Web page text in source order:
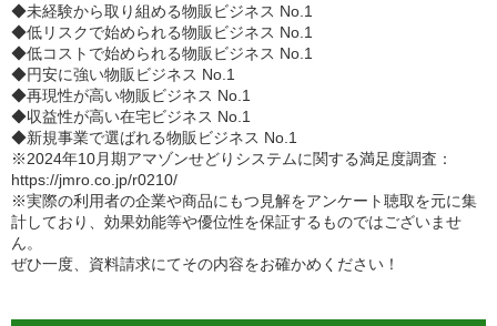
◆未経験から取り組める物販ビジネス No.1
◆低リスクで始められる物販ビジネス No.1
◆低コストで始められる物販ビジネス No.1
◆円安に強い物販ビジネス No.1
◆再現性が高い物販ビジネス No.1
◆収益性が高い在宅ビジネス No.1
◆新規事業で選ばれる物販ビジネス No.1
※2024年10月期アマゾンせどりシステムに関する満足度調査：
https://jmro.co.jp/r0210/
※実際の利用者の企業や商品にもつ見解をアンケート聴取を元に集
計しており、効果効能等や優位性を保証するものではございませ
ん。
ぜひ一度、資料請求にてその内容をお確かめください！